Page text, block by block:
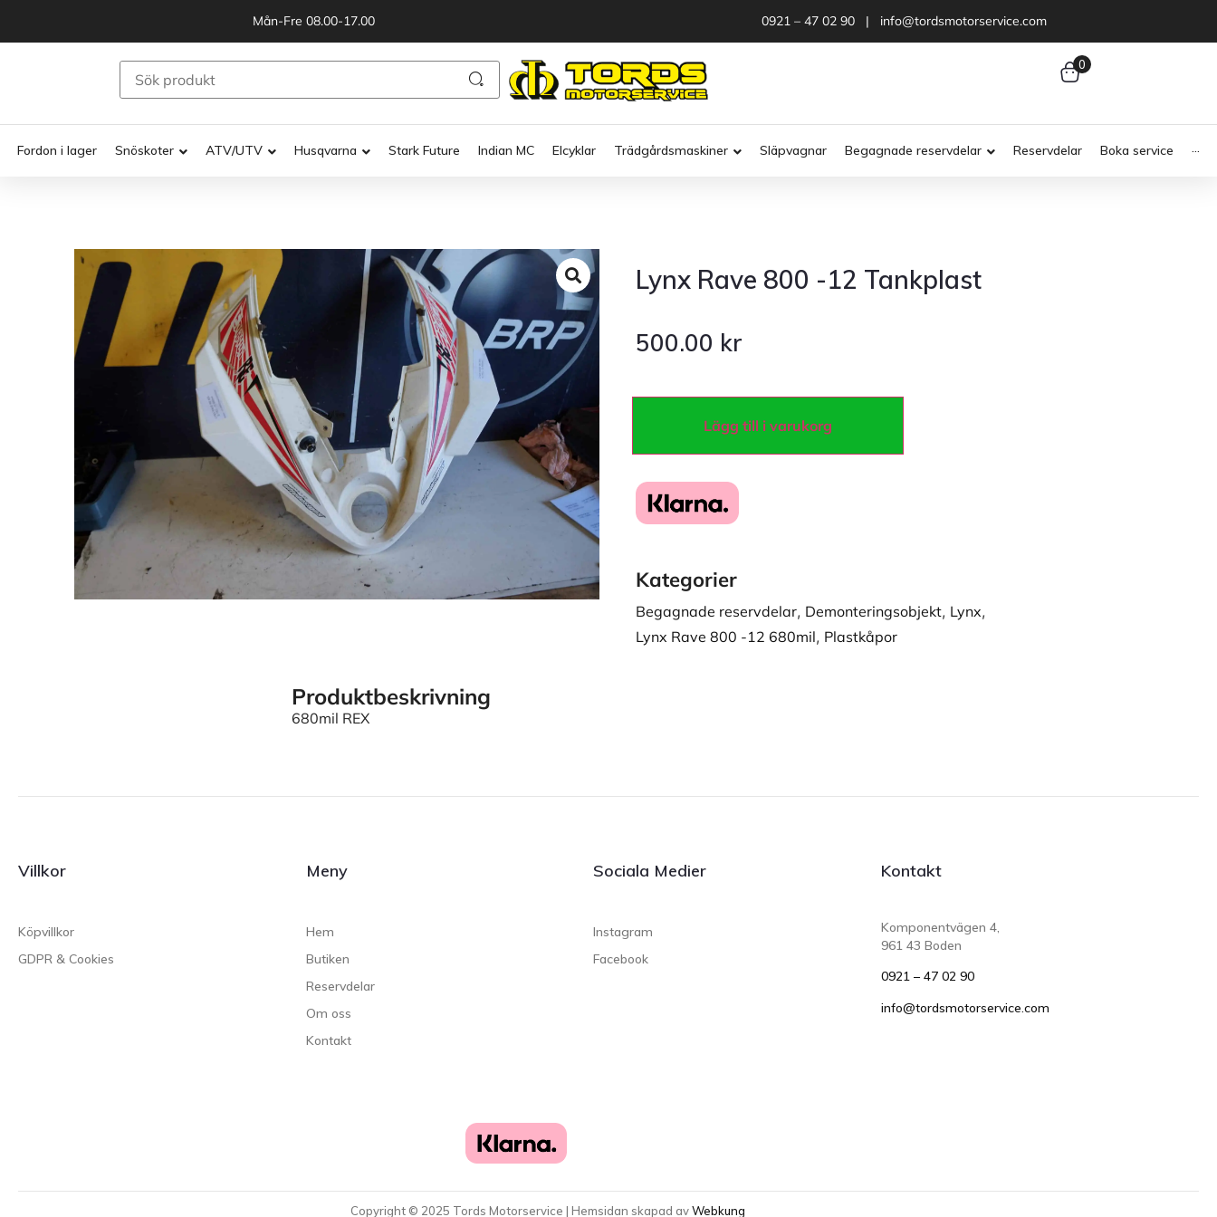
Mån-Fre 08.00-17.00 0921 – 47 02 90 | info@tordsmotorservice.com
0
Fordon i lager Snöskoter ATV/UTV Husqvarna Stark Future Indian MC Elcyklar Trädgårdsmaskiner Släpvagnar Begagnade reservdelar Reservdelar Boka service ···
Lynx Rave 800 -12 Tankplast
500.00 kr
Lägg till i varukorg
Kategorier
Begagnade reservdelar, Demonteringsobjekt, Lynx,
Lynx Rave 800 -12 680mil, Plastkåpor
Produktbeskrivning
680mil REX
Villkor
Köpvillkor
GDPR & Cookies
Meny
Hem
Butiken
Reservdelar
Om oss
Kontakt
Sociala Medier
Instagram
Facebook
Kontakt
Komponentvägen 4,
961 43 Boden
0921 – 47 02 90
info@tordsmotorservice.com
Copyright © 2025 Tords Motorservice | Hemsidan skapad avWebkung